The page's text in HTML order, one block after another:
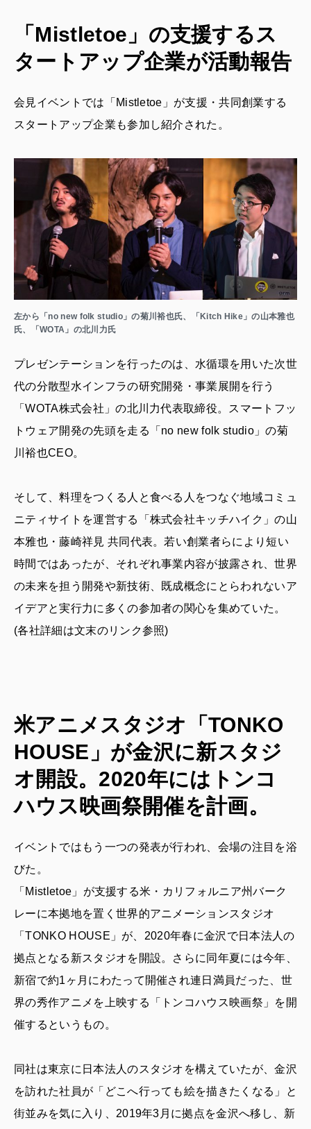
「Mistletoe」の支援するス
タートアップ企業が活動報告
会見イベントでは「Mistletoe」が支援・共同創業する
スタートアップ企業も参加し紹介された。
左から「no new folk studio」の菊川裕也氏、「Kitch Hike」の山本雅也
氏、「WOTA」の北川力氏
プレゼンテーションを行ったのは、水循環を用いた次世
代の分散型水インフラの研究開発・事業展開を行う
「WOTA株式会社」の北川力代表取締役。スマートフッ
トウェア開発の先頭を走る「no new folk studio」の菊
川裕也CEO。
そして、料理をつくる人と食べる人をつなぐ地域コミュ
ニティサイトを運営する「株式会社キッチハイク」の山
本雅也・藤崎祥見 共同代表。若い創業者らにより短い
時間ではあったが、それぞれ事業内容が披露され、世界
の未来を担う開発や新技術、既成概念にとらわれないア
イデアと実行力に多くの参加者の関心を集めていた。
(各社詳細は文末のリンク参照)
米アニメスタジオ「TONKO
HOUSE」が金沢に新スタジ
オ開設。2020年にはトンコ
ハウス映画祭開催を計画。
イベントではもう一つの発表が行われ、会場の注目を浴
びた。
「Mistletoe」が支援する米・カリフォルニア州バーク
レーに本拠地を置く世界的アニメーションスタジオ
「TONKO HOUSE」が、2020年春に金沢で日本法人の
拠点となる新スタジオを開設。さらに同年夏には今年、
新宿で約1ヶ月にわたって開催され連日満員だった、世
界の秀作アニメを上映する「トンコハウス映画祭」を開
催するというもの。
同社は東京に日本法人のスタジオを構えていたが、金沢
を訪れた社員が「どこへ行っても絵を描きたくなる」と
街並みを気に入り、2019年3月に拠点を金沢へ移し、新